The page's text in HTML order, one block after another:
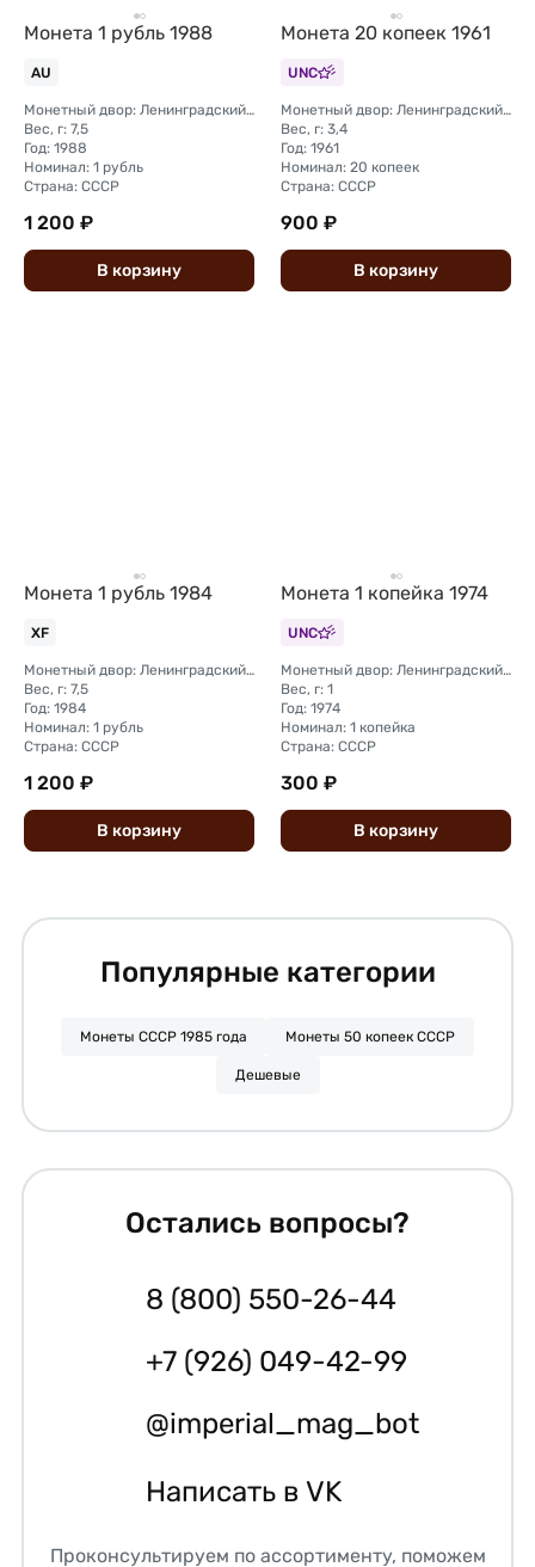
Монета 1 рубль 1988
AU
Монетный двор: Ленинградский (ЛМД); Московский (ММД)
Вес, г: 7,5
Год: 1988
Номинал: 1 рубль
Страна: СССР
1 200 ₽
В корзину
Монета 20 копеек 1961
UNC
Монетный двор: Ленинградский (ЛМД)
Вес, г: 3,4
Год: 1961
Номинал: 20 копеек
Страна: СССР
900 ₽
В корзину
Монета 1 рубль 1984
XF
Монетный двор: Ленинградский (ЛМД)
Вес, г: 7,5
Год: 1984
Номинал: 1 рубль
Страна: СССР
1 200 ₽
В корзину
Монета 1 копейка 1974
UNC
Монетный двор: Ленинградский (ЛМД)
Вес, г: 1
Год: 1974
Номинал: 1 копейка
Страна: СССР
300 ₽
В корзину
Популярные категории
Монеты СССР 1985 года Монеты 50 копеек СССР
Дешевые
Остались вопросы?
8 (800) 550-26-44
+7 (926) 049-42-99
@imperial_mag_bot
Написать в VK
Проконсультируем по ассортименту, поможем